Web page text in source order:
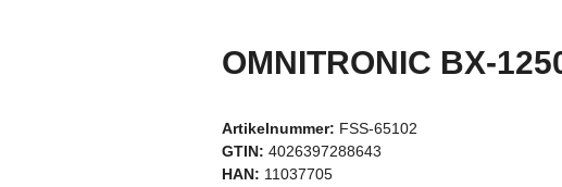
OMNITRONIC BX-
Artikelnummer: FSS-65102
GTIN: 4026397288643
HAN: 11037705